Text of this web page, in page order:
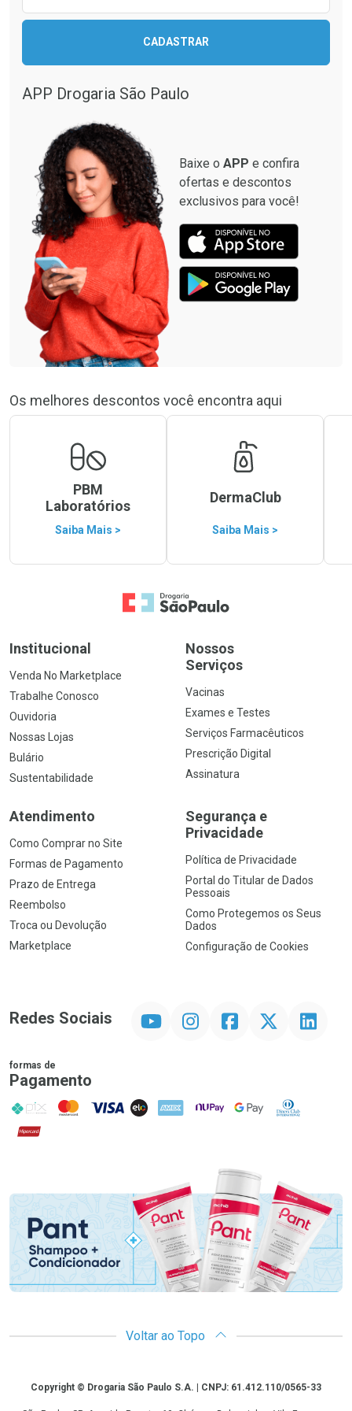
CADASTRAR
APP Drogaria São Paulo
Baixe o APP e confira
ofertas e descontos
exclusivos para você!
Os melhores descontos você encontra aqui
PBM
Laboratórios
Saiba Mais >
DermaClub
Saiba Mais >
Ir para a Home
Institucional
Venda No Marketplace
Trabalhe Conosco
Ouvidoria
Nossas Lojas
Bulário
Sustentabilidade
Nossos
Serviços
Vacinas
Exames e Testes
Serviços Farmacêuticos
Prescrição Digital
Assinatura
Atendimento
Como Comprar no Site
Formas de Pagamento
Prazo de Entrega
Reembolso
Troca ou Devolução
Marketplace
Segurança e
Privacidade
Política de Privacidade
Portal do Titular de Dados
Pessoais
Como Protegemos os Seus
Dados
Configuração de Cookies
Redes Sociais InstagramFacebookTwitter Linkedin
formas de
Pagamento
PIX MasterCard
VISA ELO AMEX NuPay Google PayDiners Club
Hipercard
Promoção em Destaque
Voltar ao Topo
CopyrightCopyright © Drogaria São Paulo S.A. | CNPJ: 61.412.110/0565-33